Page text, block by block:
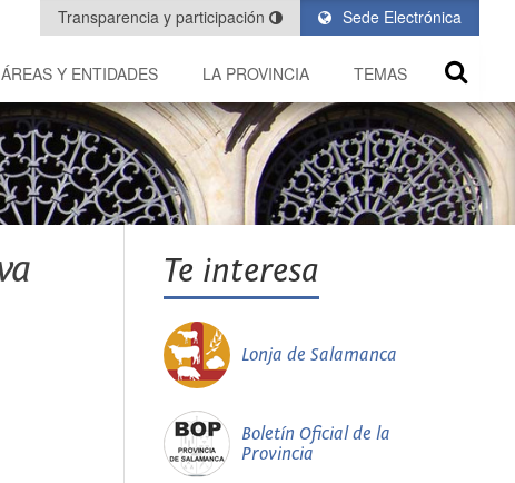
Sede Electrónica
Transparencia y participación
ÁREAS Y ENTIDADES LA PROVINCIA TEMAS
Te interesa
Lonja de Salamanca
Boletín Oficial de la
Provincia